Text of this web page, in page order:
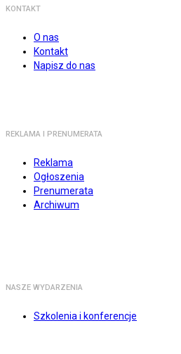
KONTAKT
O nas
Kontakt
Napisz do nas
REKLAMA I PRENUMERATA
Reklama
Ogłoszenia
Prenumerata
Archiwum
NASZE WYDARZENIA
Szkolenia i konferencje